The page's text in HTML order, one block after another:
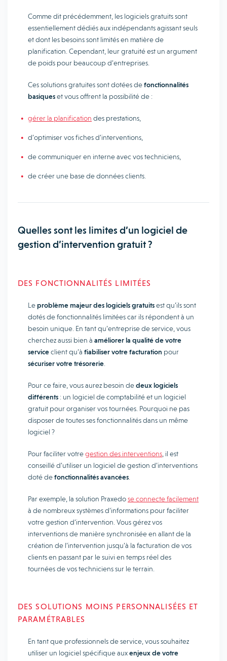
Comme dit précédemment, les logiciels gratuits sont
essentiellement dédiés aux indépendants agissant seuls
et dont les besoins sont limités en matière de
planification. Cependant, leur gratuité est un argument
de poids pour beaucoup d’entreprises.
Ces solutions gratuites sont dotées defonctionnalités
basiqueset vous offrent la possibilité de :
gérer la planification des prestations,
d’optimiser vos fiches d’interventions,
de communiquer en interne avec vos techniciens,
de créer une base de données clients.
Quelles sont les limites d’un logiciel de
gestion d’intervention gratuit ?
DES FONCTIONNALITÉS LIMITÉES
Leproblème majeur des logiciels gratuitsest qu’ils sont
dotés de fonctionnalités limitées car ils répondent à un
besoin unique. En tant qu’entreprise de service, vous
cherchez aussi bien à améliorer la qualité de votre
serviceclient qu’à fiabiliser votre facturation pour
sécuriser votre trésorerie
Pour ce faire, vous aurez besoin dedeux logiciels
différents : un logiciel de comptabilité et un logiciel
gratuit pour organiser vos tournées. Pourquoi ne pas
disposer de toutes ses fonctionnalités dans un même
logiciel ?
Pour faciliter votregestion des interventions , il est
conseillé d’utiliser un logiciel de gestion d’interventions
doté defonctionnalités avancées
Par exemple, la solution Praxedose connecte facilement
à de nombreux systèmes d’informations pour faciliter
votre gestion d’intervention. Vous gérez vos
interventions de manière synchronisée en allant de la
création de l’intervention jusqu’à la facturation de vos
clients en passant par le suivi en temps réel des
tournées de vos techniciens sur le terrain.
DES SOLUTIONS MOINS PERSONNALISÉES ET
PARAMÉTRABLES
En tant que professionnels de service, vous souhaitez
utiliser un logiciel spécifique auxenjeux de votre